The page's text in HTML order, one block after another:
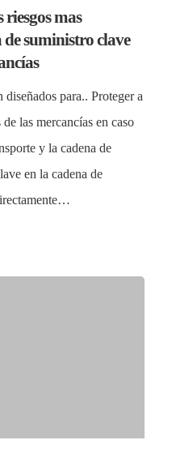
mas
suministro clave
diseñados para.. Proteger a
las mercancías en caso
y la cadena de
en la cadena de
Particulares
Quiénes somos
Contacto
Privacidad
Noticias
Quiénes somos
Contacto
CK SEGUR
C/ Mayor 4, Planta 4º 9